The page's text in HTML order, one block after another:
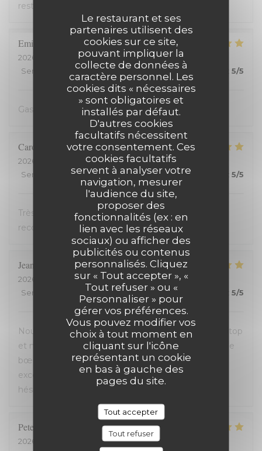
Le restaurant et ses
partenaires utilisent des
cookies sur ce site,
pouvant impliquer la
collecte de données à
caractère personnel. Les
cookies dits « nécessaires
» sont obligatoires et
installés par défaut.
D'autres cookies
facultatifs nécessitent
votre consentement. Ces
cookies facultatifs
servent à analyser votre
navigation, mesurer
l'audience du site,
proposer des
fonctionnalités (ex : en
lien avec les réseaux
sociaux) ou afficher des
publicités ou contenus
personnalisés. Cliquez
sur « Tout accepter », «
Tout refuser » ou «
Personnaliser » pour
gérer vos préférences.
Vous pouvez modifier vos
choix à tout moment en
cliquant sur l'icône
représentant un cookie
en bas à gauche des
pages du site.
Tout accepter
Tout refuser
restreinte
Emilienne
2026-07-19
- 19:30 - Couverts 2
Service
Ambiance: 5/5 Cuisine : 5/5 Qualité / Prix 5/5
Gastvrij, gezellig, heerlijk
Carole
2026-07-18
- 21:00 - Couverts 2
Service
Ambiance :5 /5 Cuisine: 5/5 Qualité / Prix 5/5
Très bon accueil et cuisine excellente. On
recommande !
Jean-David
2026-07-13
- 20:30 - Couverts 2
Service
Ambiance : 5/5 Cuisine : 5/5 5/5
Nous avons passé une excellente soirée, service au top
et nourriture de très bonne qualité. J’ai pris la cote de
bœuf et je me suis régalé. Les frites étaient aussi
excellentes. Nous recommandons sans aucune
hésitation.
Peter
2026-07-12
- 14:00 - Couverts 2